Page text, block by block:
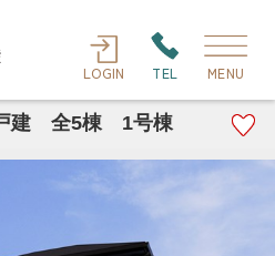
LOGIN TEL MENU
建 全5棟 1号棟